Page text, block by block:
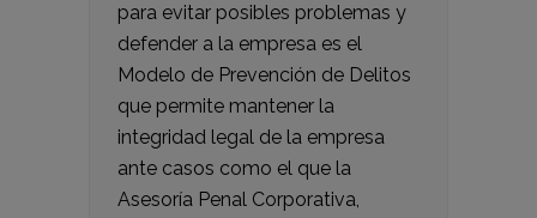
para evitar posibles problemas y
defender a la empresa es el
Modelo de Prevención de Delitos
que permite mantener la
integridad legal de la empresa
ante casos como el que la
Asesoría Penal Corporativa,